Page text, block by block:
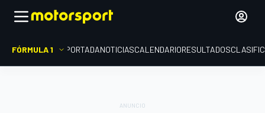
FÓRMULA 1 PORTADANOTICIASCALENDARIORESULTADOS